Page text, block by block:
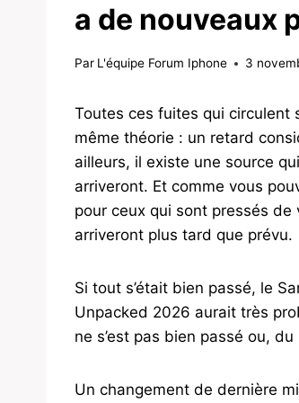
a de nouveaux
Par L'équipe Forum Iphone 3
Toutes ces fuites qui circulent
même théorie : un retard
ailleurs, il existe une source
arriveront. Et comme vous
pour ceux qui sont pressés
arriveront plus tard que prévu.
Si tout s’était bien passé, le
Unpacked 2026 aurait très
ne s’est pas bien passé ou,
Un changement de dernière